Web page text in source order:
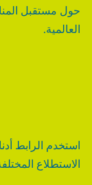
حول مستقبل
العالمية.
استخدم الرابط
الاستطلاع